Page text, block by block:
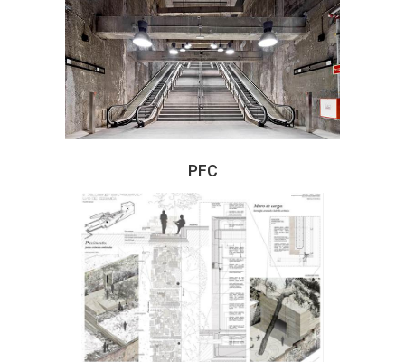
PFC